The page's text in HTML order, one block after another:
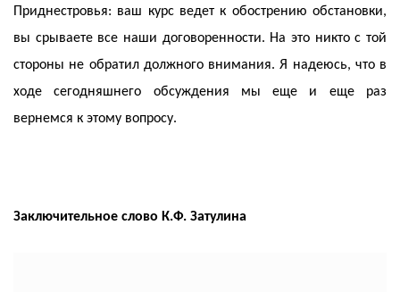
Приднестровья: ваш курс ведет к обострению обстановки,
вы срываете все наши договоренности. На это никто с той
стороны не обратил должного внимания. Я надеюсь, что в
ходе сегодняшнего обсуждения мы еще и еще раз
вернемся к этому вопросу.
Заключительное слово К.Ф. Затулина